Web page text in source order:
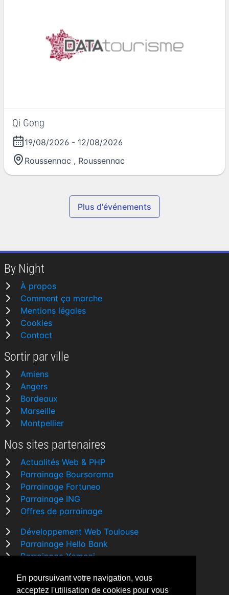
En poursuivant votre navigation, vous
acceptez l'utilisation de cookies pour vous
Qi Gong
19/08/2026 - 12/08/2026
Roussennac , Roussennac
Plus d'événements
By Night
À propos
Comment ça marche
Mentions légales
Cookies
Contact
Sortir par ville
Amiens
Angers
Bordeaux
Marseille
Montpellier
Nos sites partenaires
Actualités Web & PHP
Parrainage Boursorama
Parrainage Fortuneo
Parrainage ING
Offres de parrainage
Développement Web Toulouse
Parrainage Hello Bank
Parrainage Yomoni
Comparatif banque